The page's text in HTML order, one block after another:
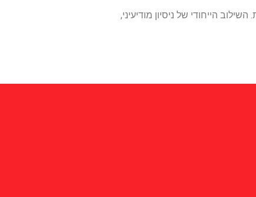
הייחודי של ניסיון מודיעיני,